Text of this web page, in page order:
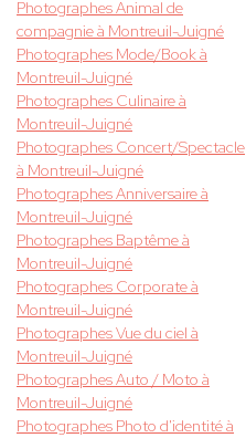
Photographes Animal de
compagnie à Montreuil-Juigné
Photographes Mode/Book à
Montreuil-Juigné
Photographes Culinaire à
Montreuil-Juigné
Photographes Concert/Spectacle
à Montreuil-Juigné
Photographes Anniversaire à
Montreuil-Juigné
Photographes Baptême à
Montreuil-Juigné
Photographes Corporate à
Montreuil-Juigné
Photographes Vue du ciel à
Montreuil-Juigné
Photographes Auto / Moto à
Montreuil-Juigné
Photographes Photo d'identité à